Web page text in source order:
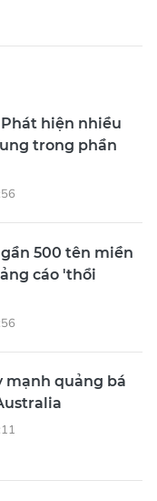
hiện nhiều
trong phần
500 tên miền
cáo 'thổi
mạnh quảng bá